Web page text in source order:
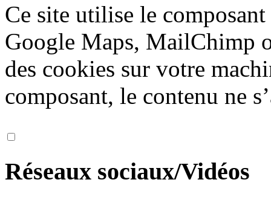
Ce site utilise le
Google Maps, MailChimp
des cookies sur votre
composant, le contenu ne
Réseaux sociaux/Vidéos